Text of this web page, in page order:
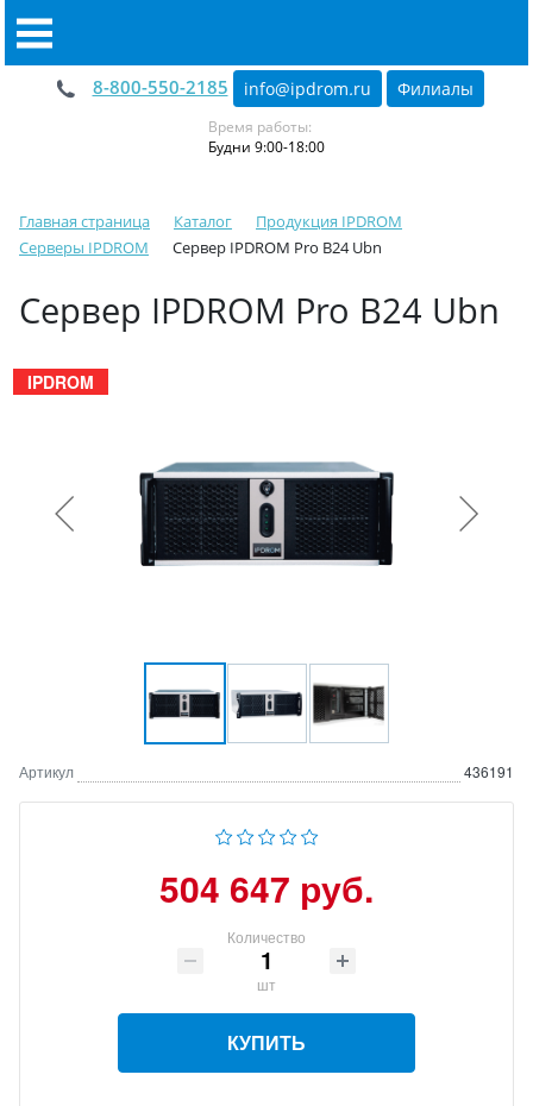
8-800-550-2185 info@ipdrom.ru Филиалы
Время работы:
Будни 9:00-18:00
Главная страница Каталог
Продукция IPDROM
Серверы IPDROM
Сервер IPDROM Pro B24 Ubn
Сервер IPDROM Pro B24 Ubn
IPDROM
Артикул 436191
504 647 руб.
Количество
шт
КУПИТЬ